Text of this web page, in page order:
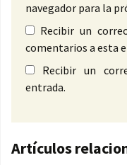
navegador para la
Recibir un
comentarios a esta
Recibir un
entrada.
Artículos